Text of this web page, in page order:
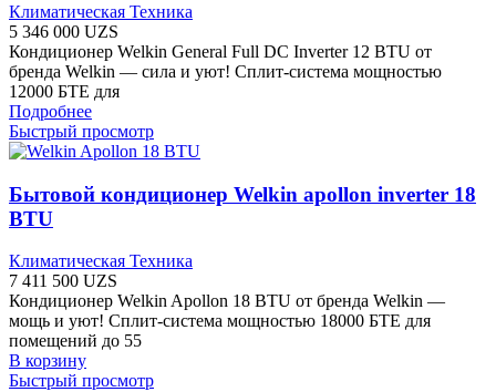
Климатическая Техника
5 346 000 UZS
Кондиционер Welkin General Full DC Inverter 12 BTU от
бренда Welkin — сила и уют! Сплит-система мощностью
12000 БТЕ для
Подробнее
Быстрый просмотр
Бытовой кондиционер Welkin apollon inverter 18
BTU
Климатическая Техника
7 411 500 UZS
Кондиционер Welkin Apollon 18 BTU от бренда Welkin —
мощь и уют! Сплит-система мощностью 18000 БТЕ для
помещений до 55
В корзину
Быстрый просмотр